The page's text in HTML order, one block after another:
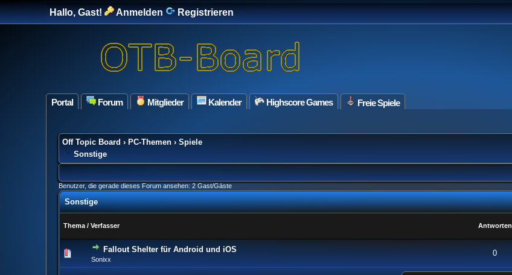
Hallo, Gast! Anmelden Registrieren
Portal Forum Mitglieder Kalender Highscore Games Freie Spiele
Off Topic Board › PC-Themen › Spiele
Sonstige
Benutzer, die gerade dieses Forum ansehen: 2 Gast/Gäste
Sonstige
Thema / Verfasser Antworten
Fallout Shelter für Android und iOS
Sonixx
0
0 Bewertung(en) - 0 von 5 durchschnittlich